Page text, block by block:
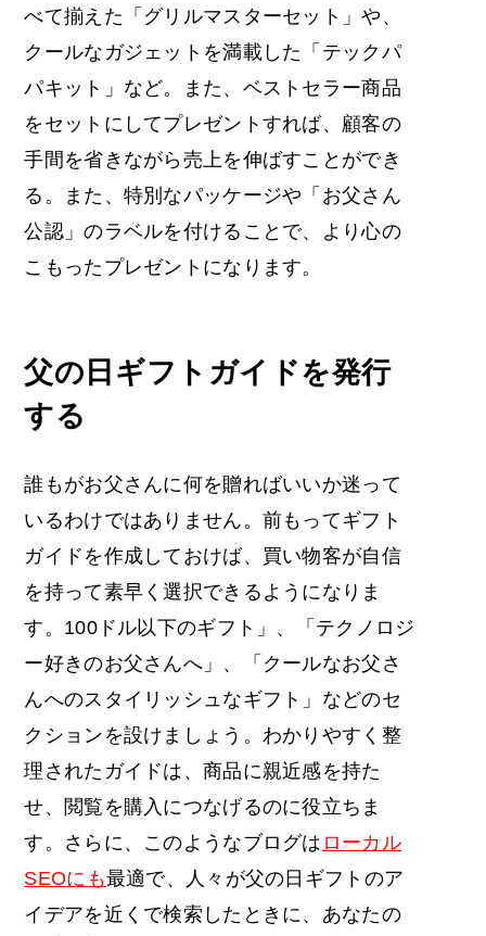
べて揃えた「グリルマスターセット」や、
クールなガジェットを満載した「テックパ
パキット」など。また、ベストセラー商品
をセットにしてプレゼントすれば、顧客の
手間を省きながら売上を伸ばすことができ
る。また、特別なパッケージや「お父さん
公認」のラベルを付けることで、より心の
こもったプレゼントになります。
父の日ギフトガイドを発行
する
誰もがお父さんに何を贈ればいいか迷って
いるわけではありません。前もってギフト
ガイドを作成しておけば、買い物客が自信
を持って素早く選択できるようになりま
す。100ドル以下のギフト」、「テクノロジ
ー好きのお父さんへ」、「クールなお父さ
んへのスタイリッシュなギフト」などのセ
クションを設けましょう。わかりやすく整
理されたガイドは、商品に親近感を持た
せ、閲覧を購入につなげるのに役立ちま
す。さらに、このようなブログは ローカル
SEOにも最適で、人々が父の日ギフトのア
イデアを近くで検索したときに、あなたの